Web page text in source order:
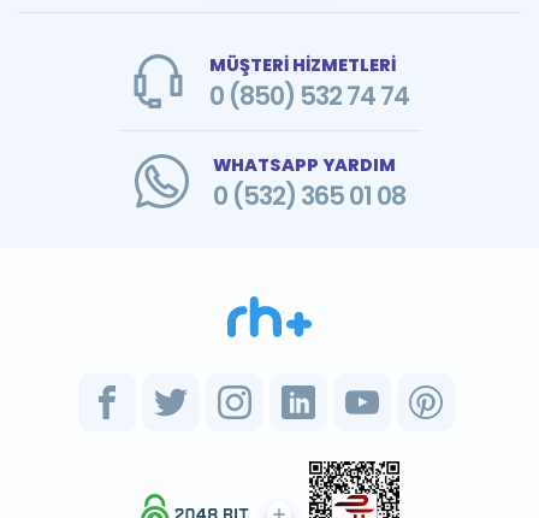
MÜŞTERİ HİZMETLERİ
0 (850) 532 74 74
WHATSAPP YARDIM
0 (532) 365 01 08